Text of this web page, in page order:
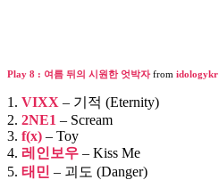
Play 8 : 여름 뒤의 시원한 엇박자from idologykr
1. VIXX – 기적 (Eternity)
2. 2NE1 – Scream
3. f(x) – Toy
4. 레인보우 – Kiss Me
5. 태민 – 괴도 (Danger)